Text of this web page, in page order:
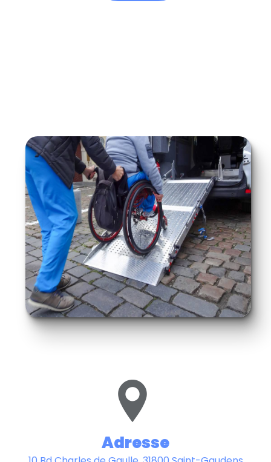
Adresse